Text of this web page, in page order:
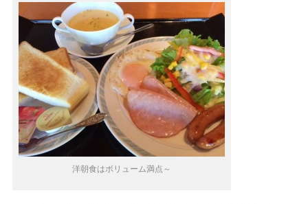
洋朝食はボリューム満点～